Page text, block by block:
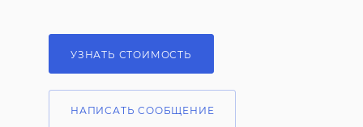
УЗНАТЬ СТОИМОСТЬ
НАПИСАТЬ СООБЩЕНИЕ